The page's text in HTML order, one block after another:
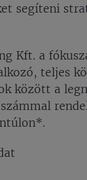
segíteni
Kft. a
teljes
között a